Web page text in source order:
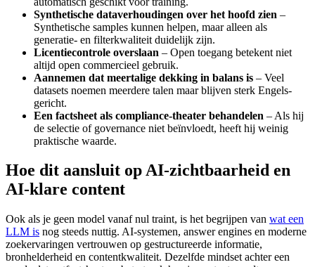
Synthetische dataverhoudingen over het hoofd zien –
Synthetische samples kunnen helpen, maar alleen als
generatie- en filterkwaliteit duidelijk zijn.
Licentiecontrole overslaan – Open toegang betekent niet
altijd open commercieel gebruik.
Aannemen dat meertalige dekking in balans is – Veel
datasets noemen meerdere talen maar blijven sterk Engels-
gericht.
Een factsheet als compliance-theater behandelen – Als hij
de selectie of governance niet beïnvloedt, heeft hij weinig
praktische waarde.
Hoe dit aansluit op AI-zichtbaarheid en
AI-klare content
Ook als je geen model vanaf nul traint, is het begrijpen van wat een
LLM is nog steeds nuttig. AI-systemen, answer engines en moderne
zoekervaringen vertrouwen op gestructureerde informatie,
bronhelderheid en contentkwaliteit. Dezelfde mindset achter een